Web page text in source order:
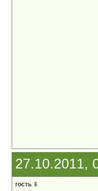
27.10.2011,
гость ⇓